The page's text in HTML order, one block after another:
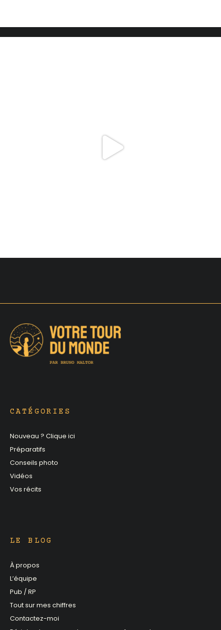
CATÉGORIES
Nouveau ? Clique ici
Préparatifs
Conseils photo
Vidéos
Vos récits
LE BLOG
À propos
L’équipe
Pub / RP
Tout sur mes chiffres
Contactez-moi